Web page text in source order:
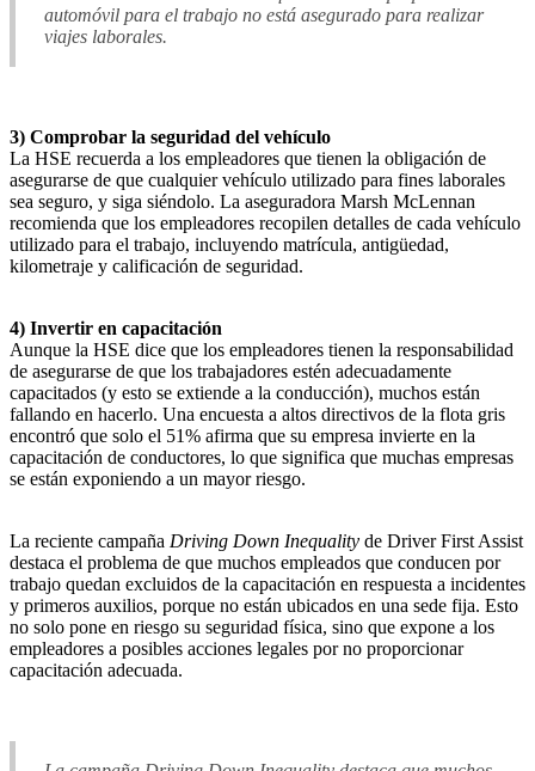
automóvil para el trabajo no está asegurado para realizar
viajes laborales.
3) Comprobar la seguridad del vehículo
La HSE recuerda a los empleadores que tienen la obligación de
asegurarse de que cualquier vehículo utilizado para fines laborales
sea seguro, y siga siéndolo. La aseguradora Marsh McLennan
recomienda que los empleadores recopilen detalles de cada vehículo
utilizado para el trabajo, incluyendo matrícula, antigüedad,
kilometraje y calificación de seguridad.
4) Invertir en capacitación
Aunque la HSE dice que los empleadores tienen la responsabilidad
de asegurarse de que los trabajadores estén adecuadamente
capacitados (y esto se extiende a la conducción), muchos están
fallando en hacerlo. Una encuesta a altos directivos de la flota gris
encontró que solo el 51% afirma que su empresa invierte en la
capacitación de conductores, lo que significa que muchas empresas
se están exponiendo a un mayor riesgo.
La reciente campaña Driving Down Inequality de Driver First Assist
destaca el problema de que muchos empleados que conducen por
trabajo quedan excluidos de la capacitación en respuesta a incidentes
y primeros auxilios, porque no están ubicados en una sede fija. Esto
no solo pone en riesgo su seguridad física, sino que expone a los
empleadores a posibles acciones legales por no proporcionar
capacitación adecuada.